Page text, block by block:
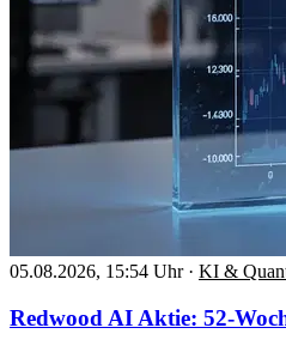
05.08.2026, 15:54 Uhr · KI &
Redwood AI Aktie: 52-